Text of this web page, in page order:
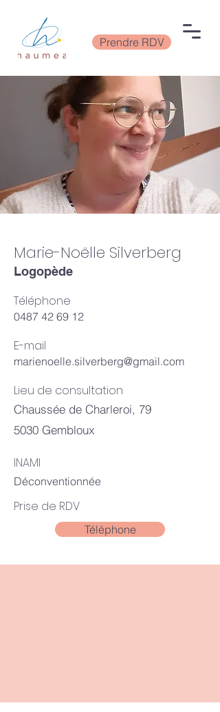
Prendre RDV
Marie-Noëlle Silverberg
Logopède
Téléphone
0487 42 69 12
E-mail
marienoelle.silverberg@gmail.com
Lieu de consultation
Chaussée de Charleroi, 79
5030 Gembloux
INAMI
Déconventionnée
Prise de RDV
Téléphone